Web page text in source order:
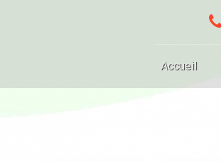
Accueil